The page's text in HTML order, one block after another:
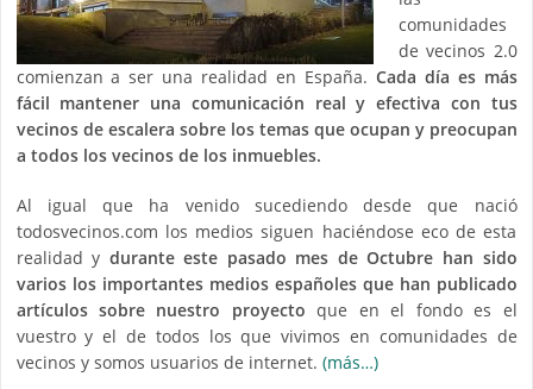
comunidades
de vecinos 2.0
comienzan a ser una realidad en España. Cada día es más
fácil mantener una comunicación real y efectiva con tus
vecinos de escalera sobre los temas que ocupan y preocupan
a todos los vecinos de los inmuebles.
Al igual que ha venido sucediendo desde que nació
todosvecinos.com los medios siguen haciéndose eco de esta
realidad y durante este pasado mes de Octubre han sido
varios los importantes medios españoles que han publicado
artículos sobre nuestro proyecto que en el fondo es el
vuestro y el de todos los que vivimos en comunidades de
vecinos y somos usuarios de internet. (más…)